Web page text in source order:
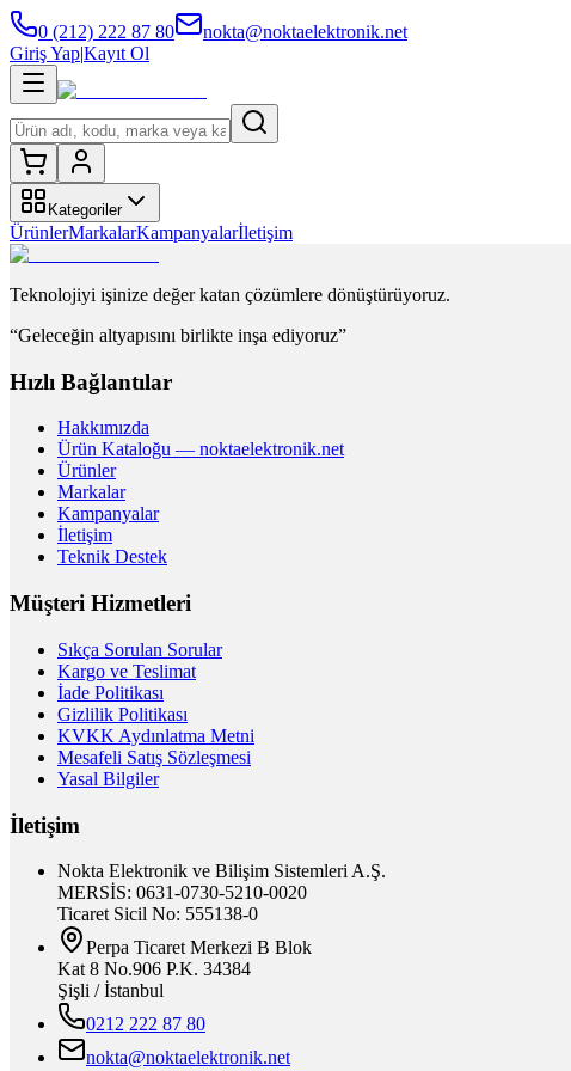
0 (212) 222 87 80
nokta@noktaelektronik.net
Giriş Yap|Kayıt Ol
Kategoriler
ÜrünlerMarkalarKampanyalarİletişim
Teknolojiyi işinize değer katan çözümlere dönüştürüyoruz.
“Geleceğin altyapısını birlikte inşa ediyoruz”
Hızlı Bağlantılar
Hakkımızda
Ürün Kataloğu — noktaelektronik.net
Ürünler
Markalar
Kampanyalar
İletişim
Teknik Destek
Müşteri Hizmetleri
Sıkça Sorulan Sorular
Kargo ve Teslimat
İade Politikası
Gizlilik Politikası
KVKK Aydınlatma Metni
Mesafeli Satış Sözleşmesi
Yasal Bilgiler
İletişim
Nokta Elektronik ve Bilişim Sistemleri A.Ş.
MERSİS: 0631-0730-5210-0020
Ticaret Sicil No: 555138-0
Perpa Ticaret Merkezi B Blok
Kat 8 No.906 P.K. 34384
Şişli / İstanbul
0212 222 87 80
nokta@noktaelektronik.net